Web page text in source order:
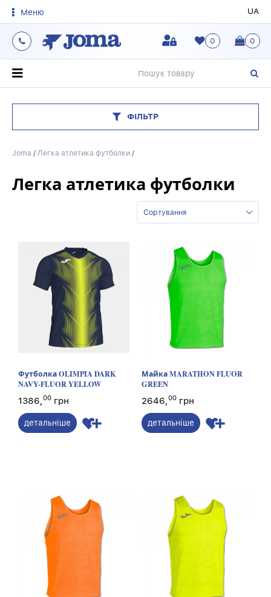
Меню UA
0
0
ФІЛЬТР
Joma / Легка атлетика футболки /
Легка атлетика футболки
Сортування
Футболка OLIMPIA DARK
NAVY-FLUOR YELLOW
1386,00 грн
детальніше
Майка MARATHON FLUOR
GREEN
2646,00 грн
детальніше